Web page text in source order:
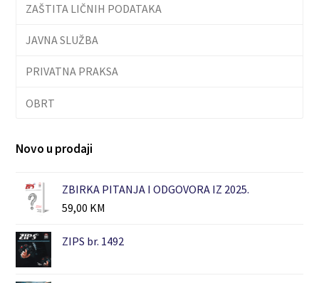
ZAŠTITA LIČNIH PODATAKA
JAVNA SLUŽBA
PRIVATNA PRAKSA
OBRT
Novo u prodaji
ZBIRKA PITANJA I ODGOVORA IZ 2025.
59,00 KM
ZIPS br. 1492